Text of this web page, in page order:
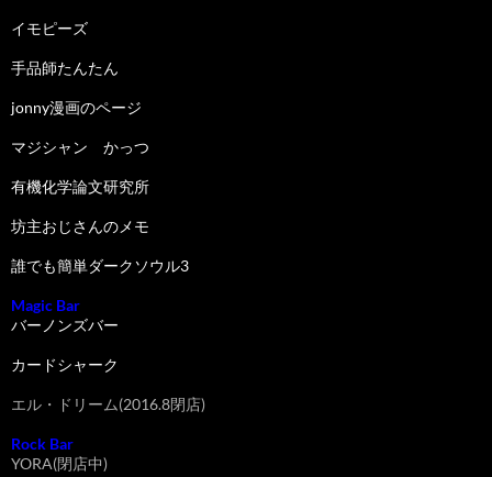
イモピーズ
手品師たんたん
jonny漫画のページ
マジシャン かっつ
有機化学論文研究所
坊主おじさんのメモ
誰でも簡単ダークソウル3
Magic Bar
バーノンズバー
カードシャーク
エル・ドリーム(2016.8閉店)
Rock Bar
YORA(閉店中)